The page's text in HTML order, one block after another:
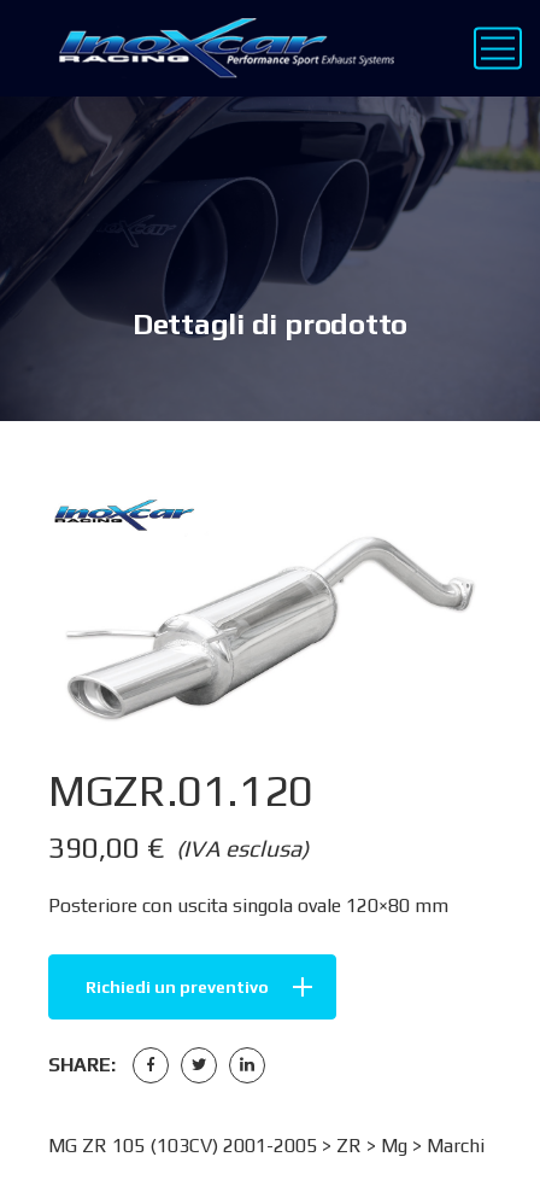
Dettagli di prodotto
MGZR.01.120
(IVA esclusa)
390,00 €
Posteriore con uscita singola ovale 120×80 mm
Richiedi un preventivo
SHARE:
MG ZR 105 (103CV) 2001-2005 > ZR > Mg > Marchi